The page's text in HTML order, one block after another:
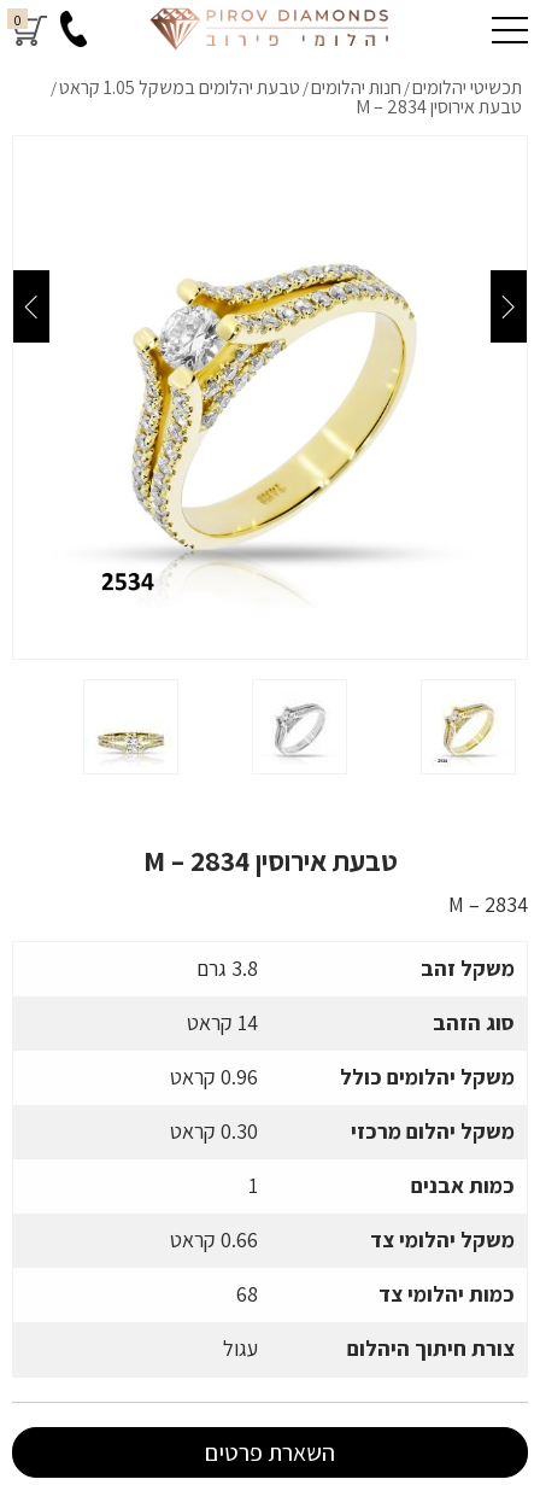
0
תכשיטי יהלומים/ חנות יהלומים/ טבעת יהלומים במשקל 1.05 קראט /
טבעת אירוסין M – 2834
טבעת אירוסין M – 2834
M – 2834
משקל זהב
3.8 גרם
סוג הזהב
14 קראט
משקל יהלומים כולל
0.96 קראט
משקל יהלום מרכזי
0.30 קראט
כמות אבנים
1
משקל יהלומי צד
0.66 קראט
כמות יהלומי צד
68
צורת חיתוך היהלום
עגול
השארת פרטים